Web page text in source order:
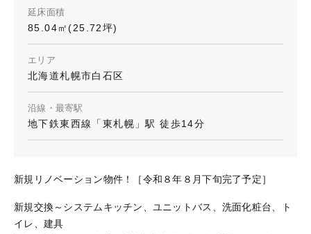
延床面積
85.04㎡(25.72坪)
エリア
北海道札幌市白石区
沿線・最寄駅
地下鉄東西線「東札幌」駅 徒歩14分
新規リノベーション物件！［令和８年８月下旬完了予定］
新規交換～システムキッチン、ユニットバス、洗面化粧台、ト
イレ、建具